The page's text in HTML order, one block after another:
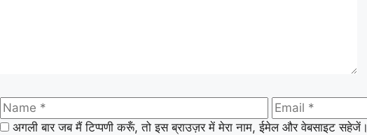
अगली बार जब मैं टिप्पणी करूँ, तो इस ब्राउज़र में मेरा नाम, ईमेल और वेबसाइट सहेजें।